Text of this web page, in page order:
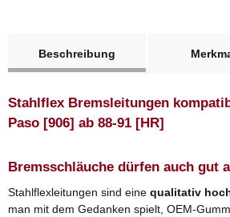
Beschreibung
Stahlflex Bremsleitungen
Paso [906] ab 88-91 [HR]
Bremsschläuche dürfen auch gut
Stahlflexleitungen sind eine qualitativ
man mit dem Gedanken spielt, OEM-